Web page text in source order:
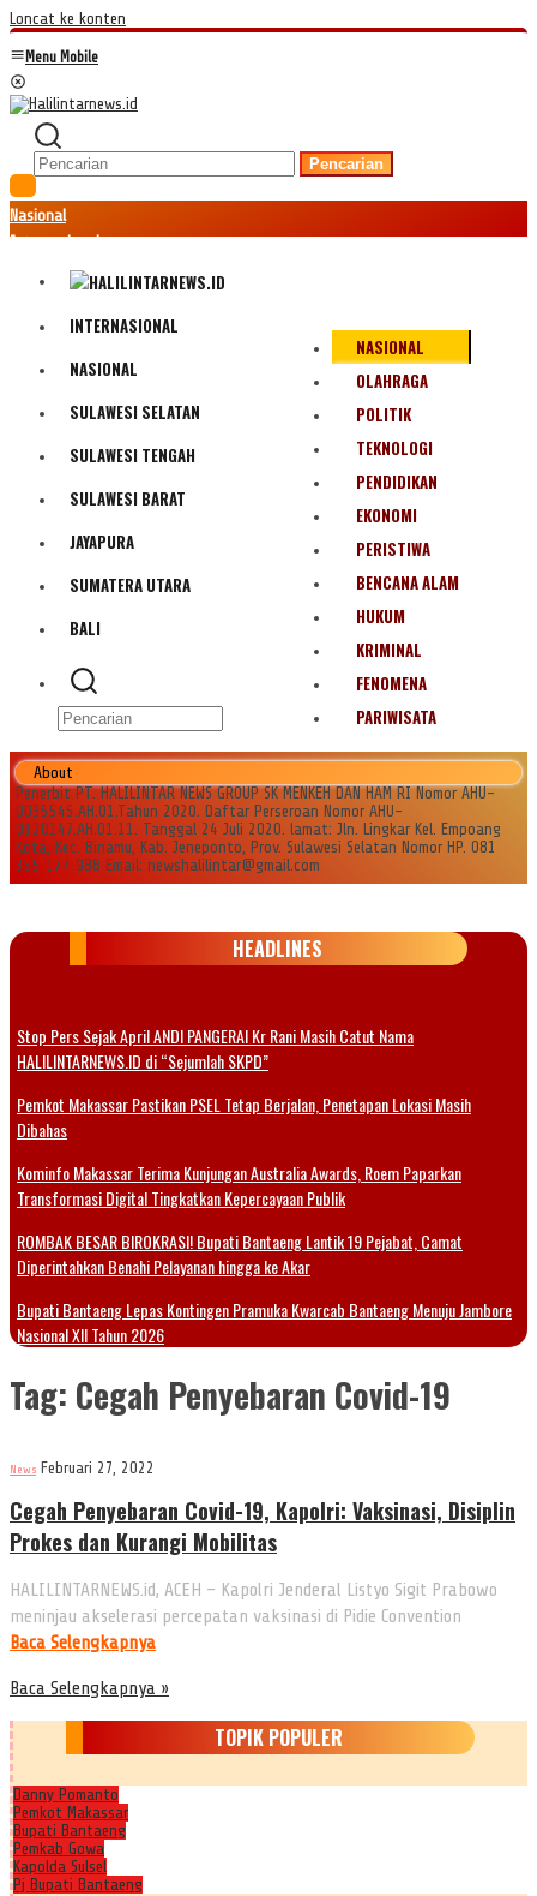
Loncat ke konten
Menu Mobile
Pencarian
Nasional
Internasional
Politik
Olahraga
Bencana Alam
INTERNASIONAL
NASIONAL
SULAWESI SELATAN
SULAWESI TENGAH
SULAWESI BARAT
JAYAPURA
SUMATERA UTARA
BALI
NASIONAL
OLAHRAGA
POLITIK
TEKNOLOGI
PENDIDIKAN
EKONOMI
PERISTIWA
BENCANA ALAM
HUKUM
KRIMINAL
FENOMENA
PARIWISATA
About
Penerbit PT. HALILINTAR NEWS GROUP SK MENKEH DAN HAM RI Nomor AHU-
0035545.AH.01.Tahun 2020. Daftar Perseroan Nomor AHU-
0120147.AH.01.11. Tanggal 24 Juli 2020. lamat: Jln. Lingkar Kel. Empoang
Kota, Kec. Binamu, Kab. Jeneponto, Prov. Sulawesi Selatan Nomor HP. 081
355 177 988 Email: newshalilintar@gmail.com
HEADLINES
Stop Pers Sejak April ANDI PANGERAI Kr Rani Masih Catut Nama
HALILINTARNEWS.ID di “Sejumlah SKPD”
Pemkot Makassar Pastikan PSEL Tetap Berjalan, Penetapan Lokasi Masih
Dibahas
Kominfo Makassar Terima Kunjungan Australia Awards, Roem Paparkan
Transformasi Digital Tingkatkan Kepercayaan Publik
ROMBAK BESAR BIROKRASI! Bupati Bantaeng Lantik 19 Pejabat, Camat
Diperintahkan Benahi Pelayanan hingga ke Akar
Bupati Bantaeng Lepas Kontingen Pramuka Kwarcab Bantaeng Menuju Jambore
Nasional XII Tahun 2026
Tag: Cegah Penyebaran Covid-19
News Februari 27, 2022
Cegah Penyebaran Covid-19, Kapolri: Vaksinasi, Disiplin
Prokes dan Kurangi Mobilitas
HALILINTARNEWS.id, ACEH – Kapolri Jenderal Listyo Sigit Prabowo
meninjau akselerasi percepatan vaksinasi di Pidie Convention
Baca Selengkapnya
Baca Selengkapnya »
TOPIK POPULER
Danny Pomanto
Pemkot Makassar
Bupati Bantaeng
Pemkab Gowa
Kapolda Sulsel
Pj Bupati Bantaeng